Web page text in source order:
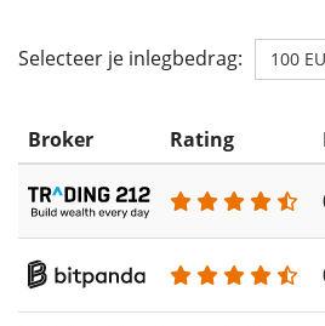
Selecteer je inlegbedrag: 100
Broker Rating